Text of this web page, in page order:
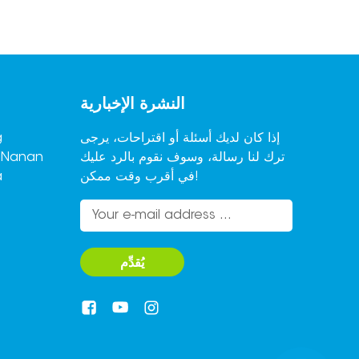
النشرة الإخبارية
إذا كان لديك أسئلة أو اقتراحات، يرجى
ترك لنا رسالة، وسوف نقوم بالرد عليك
في أقرب وقت ممكن!
يُقدِّم